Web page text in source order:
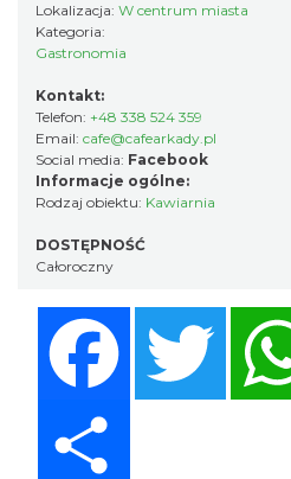
Lokalizacja: W centrum miasta
Kategoria:
Gastronomia
Kontakt:
Telefon: +48 338 524 359
Email: cafe@cafearkady.pl
Social media: Facebook
Informacje ogólne:
Rodzaj obiektu: Kawiarnia
DOSTĘPNOŚĆ
Całoroczny
Twitter